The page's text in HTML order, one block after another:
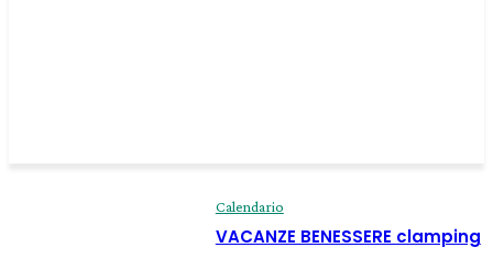
Calendario
VACANZE BENESSERE clamping